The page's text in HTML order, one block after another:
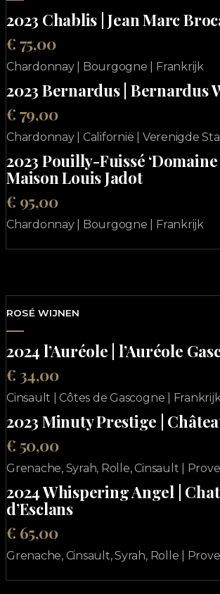
2023 Chablis | Jean Marc
€ 75,00
Chardonnay | Bourgogne | Frankrijk
2023 Bernardus | Bernardus
€ 79,00
Chardonnay | Californië | Verenigde
2023 Pouilly-Fuissé ‘Domaine
Maison Louis Jadot
€ 95,00
Chardonnay | Bourgogne | Frankrijk
ROSÉ WIJNEN
2024 l’Auréole | l’Auréole
€ 34,00
Cinsault | Côtes de Gascogne |
2023 Minuty Prestige |
€ 50,00
Grenache, Syrah, Rolle, Cinsault |
2024 Whispering Angel |
d’Esclans
€ 65,00
Grenache, Cinsault, Syrah, Rolle |